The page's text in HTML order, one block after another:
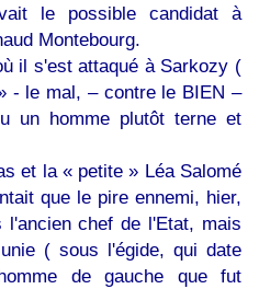
le possible candidat à
Montebourg.
il s'est attaqué à Sarkozy (
- le mal, – contre le BIEN –
un homme plutôt terne et
et la « petite » Léa Salomé
que le pire ennemi, hier,
l'ancien chef de l'Etat, mais
( sous l'égide, qui date
de gauche que fut